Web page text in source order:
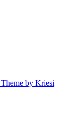
by Kriesi